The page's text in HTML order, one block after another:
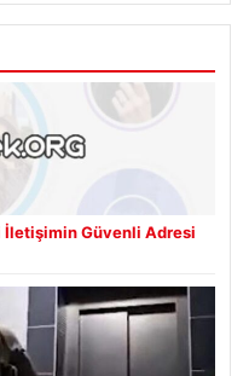
Güvenli Adresi